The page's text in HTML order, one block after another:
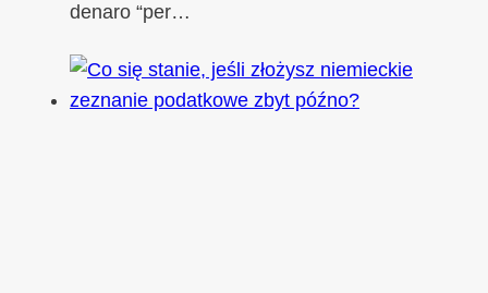
denaro “per…